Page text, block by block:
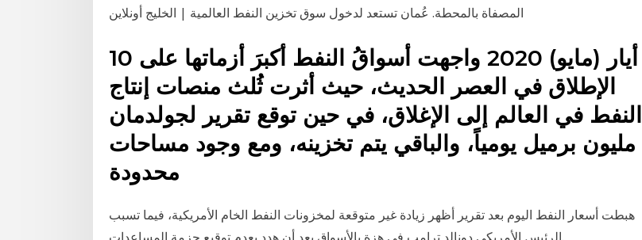
المصفاة بالمحطة. عُمان تستعد لدخول سوق تخزين النفط العالمية | الخليج أونلاين
10 أيار (مايو) 2020 واجهت أسواقُ النفط أكبرَ أزماتها على
الإطلاق في العصر الحديث، حيث أثرت ثُلث منصات إنتاج
النفط في العالم إلى الإغلاق، في حين توقع تقرير لجولدمان
مليون برميل يومياً، والباقي يتم تخزينه، ومع وجود مساحات
محدودة
هبطت أسعار النفط اليوم بعد تقرير أظهر زيادة غير متوقعة لمخزونات النفط الخام الأمريكية، فيما تسبب